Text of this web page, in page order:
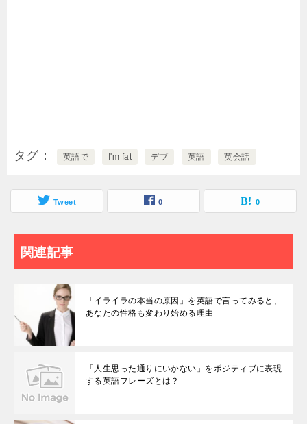
タグ 英語で I'm fat デブ 英語 英会話
Tweet 0 0
関連記事
「イライラの本当の原因」を英語で言ってみると、
あなたの性格も変わり始める理由
「人生思った通りにいかない」をポジティブに表現
する英語フレーズとは？